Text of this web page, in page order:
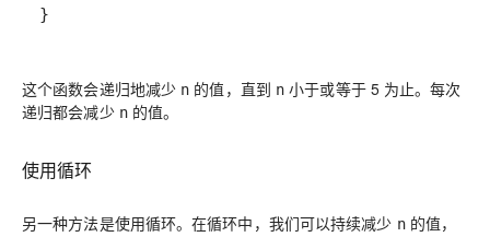
}
这个函数会递归地减少 n 的值，直到 n 小于或等于 5 为止。每次
递归都会减少 n的值。
使用循环
另一种方法是使用循环。在循环中，我们可以持续减少 n的值，